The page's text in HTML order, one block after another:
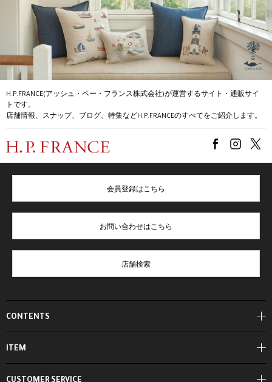
H.P.FRANCE(アッシュ・ペー・フランス株式会社)が運営するサイト・通販サイ
トです。
店舗情報、スナップ、ブログ、特集などH.P.FRANCEのすべてをご紹介します。
CONTENTS
ITEM
会員登録はこちら
お問い合わせはこちら
店舗検索